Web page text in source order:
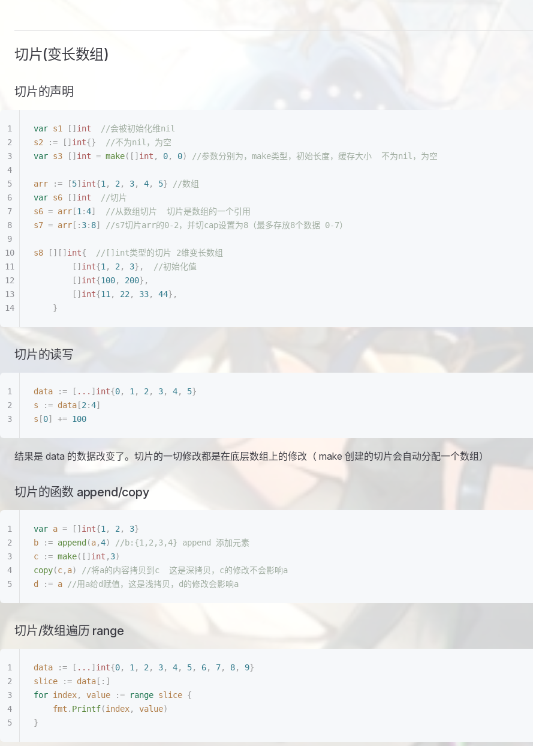
切片(变长数组)
切片的声明
var s1 [] int
  //会被初始化维nil
s2 := [] int{}
  //不为nil，为空
var s3 [] int = make([] int , 0, 0) //参数分别为，make类型，初始长度，缓存大小  不为nil，为空
arr := [5] int{1 , 2 , 3, 4, 5} //数组
var s6 [] int
  //切片
s6 = arr [1 :4]
  //从数组切片  切片是数组的一个引用
s7 = arr [: 3: 8] //s7切片arr的0-2，并切cap设置为8（最多存放8个数据 0-7）
s8 [][] int{
  //[]int类型的切片 2维变长数组
		[]
int{1 , 2 , 3},
  //初始化值
		[]
int{100, 200},
		[]
int{11 , 22 , 33, 44},
	}
切片的读写
data := [ ... ] int{0, 1 , 2 , 3, 4, 5}
s := data [2 :4]
s [0] += 100
结果是 data 的数据改变了。切片的一切修改都是在底层数组上的修改（ make 创建的切片会自动分配一个数组）
切片的函数 append/copy
var a = [] int{1 , 2 , 3}
b := append (a,4)
//b:{1,2,3,4} append 添加元素
c := make([] int , 3)
copy(c, a)
//将a的内容拷贝到c  这是深拷贝，c的修改不会影响a
d
:= a //用a给d赋值，这是浅拷贝，d的修改会影响a
切片/数组遍历 range
data := [ ... ] int{0, 1 , 2 , 3, 4, 5, 6, 7, 8, 9}
slice := data [:]
for index, value := range slice {
	fmt
. Printf(index, value)
}